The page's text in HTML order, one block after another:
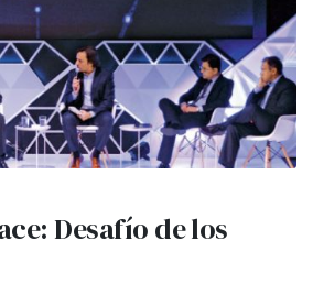
Desafío de los